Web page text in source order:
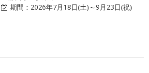
期間： 2026年7月18日(土)～9月23日(祝)